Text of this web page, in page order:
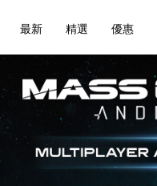
最新 精選 優惠